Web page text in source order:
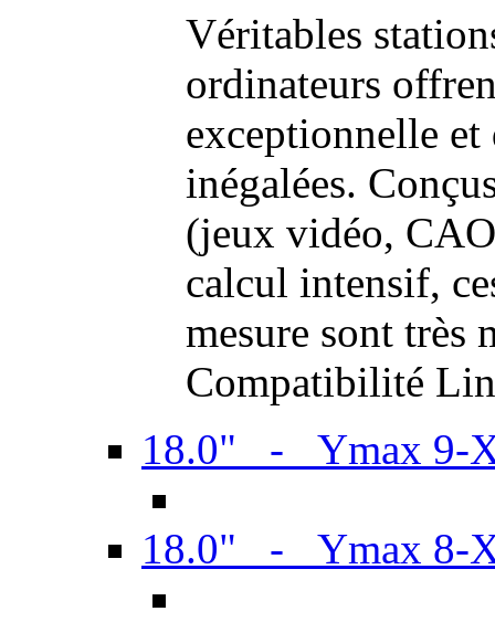
Véritables
ordinateurs
exceptionnelle et
inégalées.
(jeux vidéo,
calcul intensif,
mesure sont très
Compatibilité
18.0" - Ymax 9-
18.0" - Ymax 8-